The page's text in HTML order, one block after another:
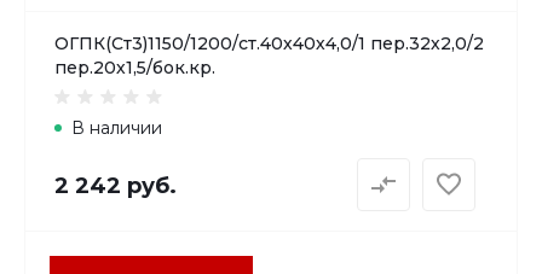
ОГПК(Ст3)1150/1200/ст.40х40х4,0/1 пер.32х2,0/2
пер.20х1,5/бок.кр.
В наличии
2 242 руб.